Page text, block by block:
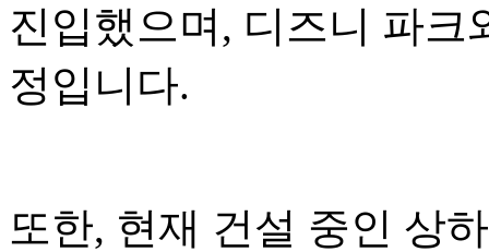
진입했으며, 디즈니 파크
정입니다.
또한, 현재 건설 중인 상